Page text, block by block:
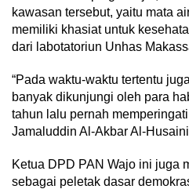
kawasan tersebut, yaitu mata
memiliki khasiat untuk
dari labotatoriun Unhas
“Pada waktu-waktu tertentu
banyak dikunjungi oleh para
tahun lalu pernah
Jamaluddin Al-Akbar Al-
Ketua DPD PAN Wajo ini juga
sebagai peletak dasar